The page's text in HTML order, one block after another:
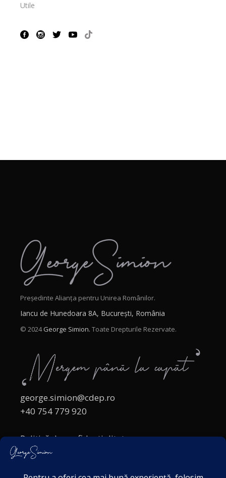
Utile
Președinte Alianța pentru Unirea Românilor.
Iancu de Hunedoara 8A, București, România
© 2024George Simion. Toate Drepturile Rezervate.
george.simion@cdep.ro
+40 754 779 920
Politică de confidențialitate
Politica cookies